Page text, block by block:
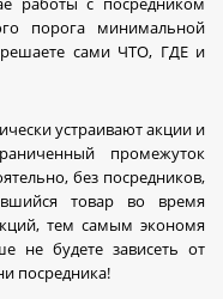
порога минимальной
сами ЧТО, ГДЕ и
устраивают акции и
промежуток
без посредников,
товар во время
тем самым экономя
не будете зависеть от
посредника!